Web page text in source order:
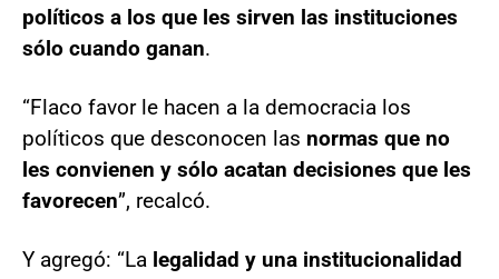
políticos a los que les sirven las instituciones
sólo cuando ganan.
“Flaco favor le hacen a la democracia los
políticos que desconocen las normas que no
les convienen y sólo acatan decisiones que les
favorecen”, recalcó.
Y agregó: “La legalidad y una institucionalidad